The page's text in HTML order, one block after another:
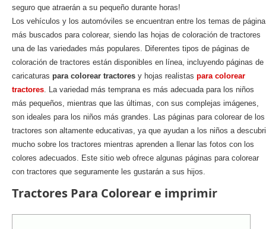
seguro que atraerán a su pequeño durante horas!
Los vehículos y los automóviles se encuentran entre los temas de página
más buscados para colorear, siendo las hojas de coloración de tractores
una de las variedades más populares. Diferentes tipos de páginas de
coloración de tractores están disponibles en línea, incluyendo páginas de
caricaturas para colorear tractores y hojas realistas para colorear
tractores. La variedad más temprana es más adecuada para los niños
más pequeños, mientras que las últimas, con sus complejas imágenes,
son ideales para los niños más grandes. Las páginas para colorear de los
tractores son altamente educativas, ya que ayudan a los niños a
mucho sobre los tractores mientras aprenden a llenar las fotos con los
colores adecuados. Este sitio web ofrece algunas páginas para colorear
con tractores que seguramente les gustarán a sus hijos.
Tractores Para Colorear e imprimir